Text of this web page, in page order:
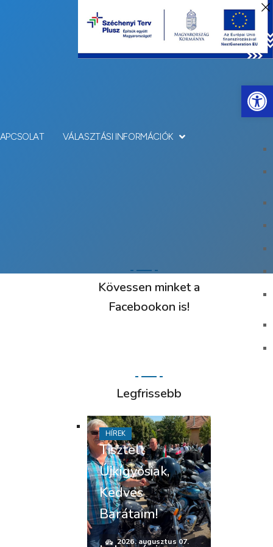
VÁLASZTÁSI INFORMÁCIÓK
Kövessen minket a
Facebookon is!
Legfrissebb
Tisztelt
Újkígyósiak,
Kedves
Barátaim!
2026. augusztus 07.
HÍREK